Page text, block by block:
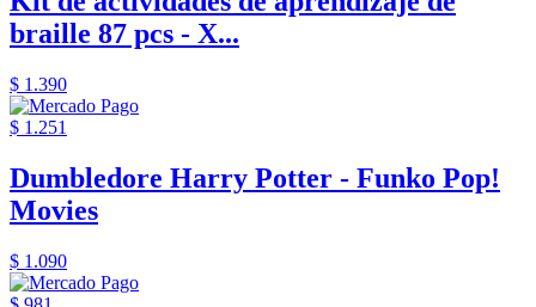
braille 87 pcs - X...
$ 1.390
$ 1.251
Dumbledore Harry Potter - Funko Pop!
Movies
$ 1.090